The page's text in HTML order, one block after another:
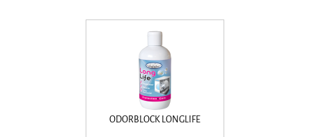
ODORBLOCK LONGLIFE